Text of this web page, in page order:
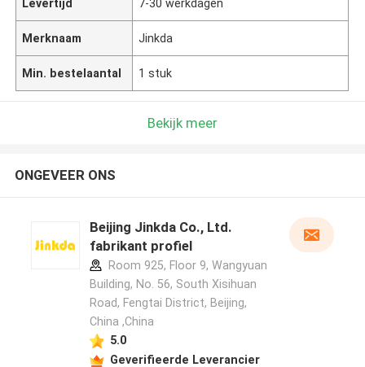
Levertijd 7-30 werkdagen
Merknaam Jinkda
Min. bestelaantal 1 stuk
Bekijk meer
ONGEVEER ONS
Beijing Jinkda Co., Ltd.
fabrikant profiel
Room 925, Floor 9, Wangyuan
Building, No. 56, South Xisihuan
Road, Fengtai District, Beijing,
China ,China
5.0
Geverifieerde Leverancier